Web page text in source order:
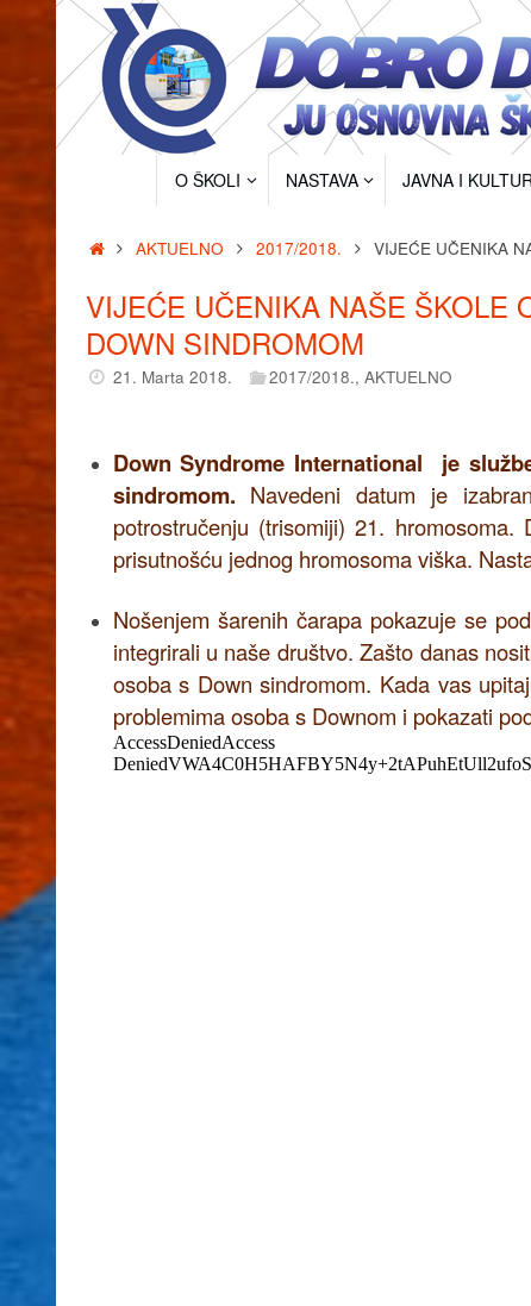
O ŠKOLI NASTAVA JAVNA I
HomeAKTUELNO 2017/2018. VIJEĆE UČENIKA
VIJEĆE UČENIKA NAŠE ŠKOLE
DOWN SINDROMOM
21. Marta 2018. 2017/2018.,AKTUELNO
Down Syndrome International je
sindromom. Navedeni datum je
potrostručenju (trisomiji) 21.
prisutnošću jednog hromosoma viška.
Nošenjem šarenih čarapa pokazuje se
integrirali u naše društvo. Zašto danas
osoba s Down sindromom. Kada vas
problemima osoba s Downom i pokazati